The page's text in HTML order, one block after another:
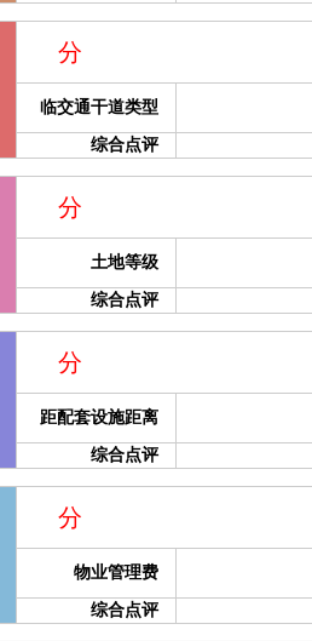
分
临交通干道类型
综合点评
分
土地等级
综合点评
分
距配套设施距离
综合点评
分
物业管理费
综合点评